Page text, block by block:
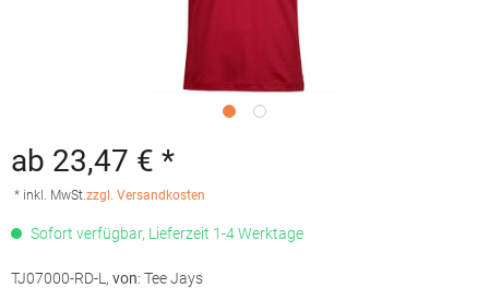
ab 23,47 € *
* inkl. MwSt.zzgl. Versandkosten
Sofort verfügbar, Lieferzeit 1-4 Werktage
TJ07000-RD-L , von: Tee Jays